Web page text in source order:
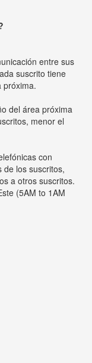
entre sus
suscrito tiene
próxima.
del área próxima
menor el
con
los suscritos,
a otros suscritos.
(5AM to 1AM